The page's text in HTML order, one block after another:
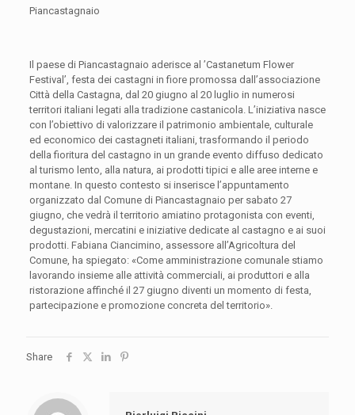
Piancastagnaio
Il paese di Piancastagnaio aderisce al ’Castanetum Flower
Festival’, festa dei castagni in fiore promossa dall’associazione
Città della Castagna, dal 20 giugno al 20 luglio in numerosi
territori italiani legati alla tradizione castanicola. L’iniziativa nasce
con l’obiettivo di valorizzare il patrimonio ambientale, culturale
ed economico dei castagneti italiani, trasformando il periodo
della fioritura del castagno in un grande evento diffuso dedicato
al turismo lento, alla natura, ai prodotti tipici e alle aree interne e
montane. In questo contesto si inserisce l’appuntamento
organizzato dal Comune di Piancastagnaio per sabato 27
giugno, che vedrà il territorio amiatino protagonista con eventi,
degustazioni, mercatini e iniziative dedicate al castagno e ai suoi
prodotti. Fabiana Ciancimino, assessore all’Agricoltura del
Comune, ha spiegato: «Come amministrazione comunale stiamo
lavorando insieme alle attività commerciali, ai produttori e alla
ristorazione affinché il 27 giugno diventi un momento di festa,
partecipazione e promozione concreta del territorio».
Share